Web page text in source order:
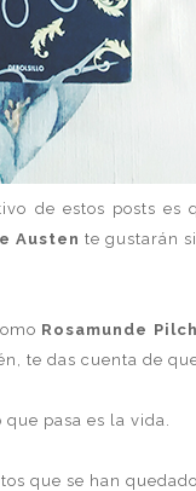
de estos posts es
Austen te gustarán
Rosamunde
te das cuenta de
pasa es la vida.
que se han